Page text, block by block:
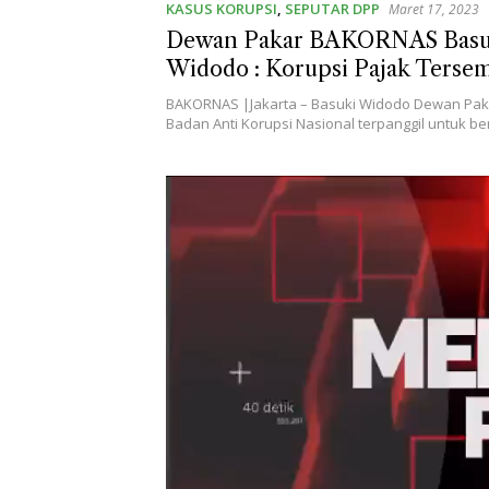
KASUS KORUPSI, SEPUTAR DPP Maret 17, 2023
Dewan Pakar BAKORNAS
Widodo : Korupsi Pajak
BAKORNAS |Jakarta – Basuki Widodo Dewan
Badan Anti Korupsi Nasional terpanggil untuk